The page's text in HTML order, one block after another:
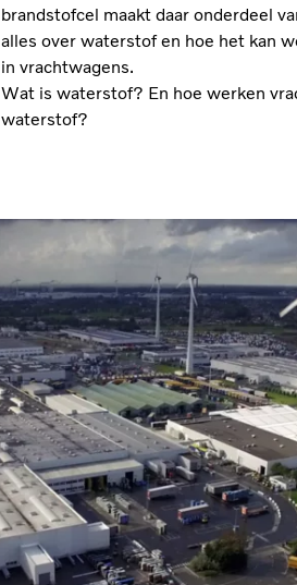
brandstofcel maakt daar onderdeel
alles over waterstof en hoe het kan
in vrachtwagens.
Wat is waterstof? En hoe werken
waterstof?